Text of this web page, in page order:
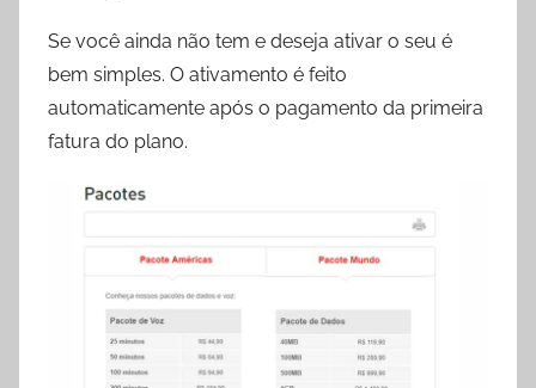
Se você ainda não tem e deseja ativar o seu é
bem simples. O ativamento é feito
automaticamente após o pagamento da primeira
fatura do plano.